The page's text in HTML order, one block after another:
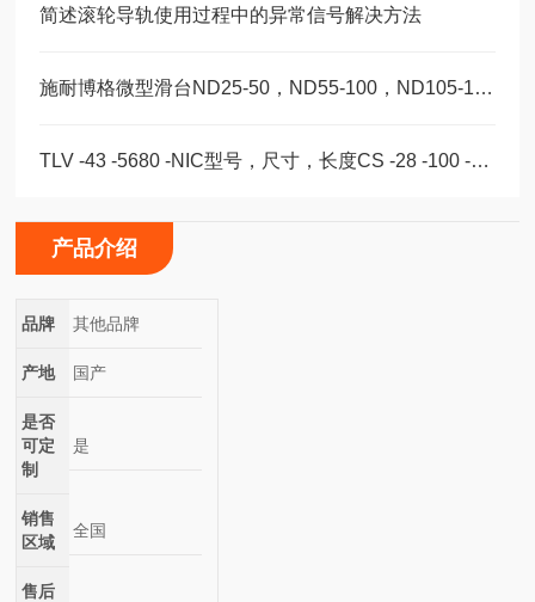
简述滚轮导轨使用过程中的异常信号解决方法
施耐博格微型滑台ND25-50，ND55-100，ND105-155精密设备轴承
TLV -43 -5680 -NIC型号，尺寸，长度CS -28 -100 -2RS -B -NIC 。
产品介绍
品牌 其他品牌
产地 国产
是否
可定
制
是
销售
区域
全国
售后